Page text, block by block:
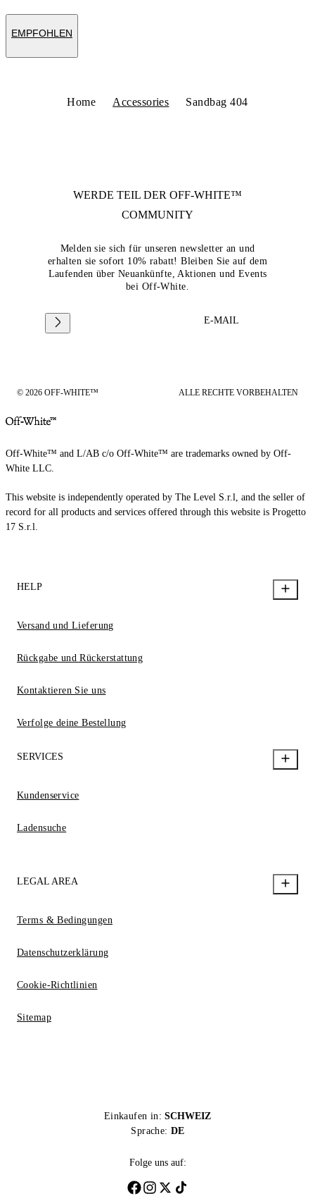
EMPFOHLEN
Home Accessories Sandbag 404
WERDE TEIL DER OFF-WHITE™
COMMUNITY
Melden sie sich für unseren newsletter an und
erhalten sie sofort 10% rabatt! Bleiben Sie auf dem
Laufenden über Neuankünfte, Aktionen und Events
bei Off-White.
E-MAIL
© 2026 OFF-WHITE™ ALLE RECHTE VORBEHALTEN
Off-White™ and L/AB c/o Off-White™ are trademarks owned by Off-
White LLC.
This website is independently operated by The Level S.r.l, and the seller of
record for all products and services offered through this website is Progetto
17 S.r.l.
HELP
Versand und Lieferung
Rückgabe und Rückerstattung
Kontaktieren Sie uns
Verfolge deine Bestellung
SERVICES
Kundenservice
Ladensuche
LEGAL AREA
Terms & Bedingungen
Datenschutzerklärung
Cookie-Richtlinien
Sitemap
Einkaufen in: SCHWEIZ
Sprache: DE
Folge uns auf: